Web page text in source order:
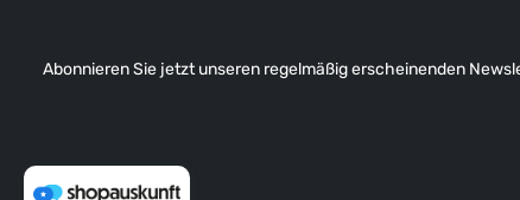
Abonnieren Sie jetzt unseren regelmäßig erscheinenden